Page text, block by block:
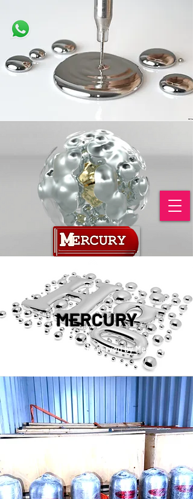
MERCURY
™®©2019 Copyright Reserved by Mercury